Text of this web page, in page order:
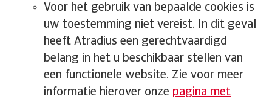
Voor het gebruik van bepaalde cookies is
uw toestemming niet vereist. In dit geval
heeft Atradius een gerechtvaardigd
belang in het u beschikbaar stellen van
een functionele website. Zie voor meer
informatie hierover onze pagina met